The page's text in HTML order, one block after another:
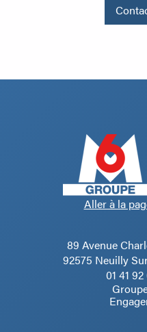
Aller à la
89 Avenue
92575 Neuilly
01 41